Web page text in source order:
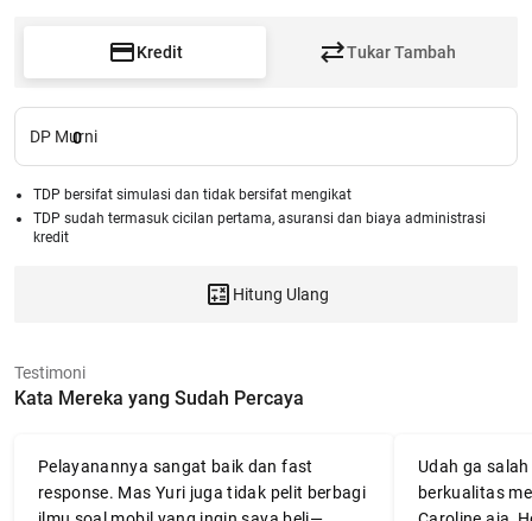
Kredit Tukar Tambah
DP Murni
0
TDP bersifat simulasi dan tidak bersifat mengikat
TDP sudah termasuk cicilan pertama, asuransi dan biaya administrasi
kredit
Hitung Ulang
Testimoni
Kata Mereka yang Sudah Percaya
Pelayanannya sangat baik dan fast
response. Mas Yuri juga tidak pelit berbagi
Udah ga
berkualitas